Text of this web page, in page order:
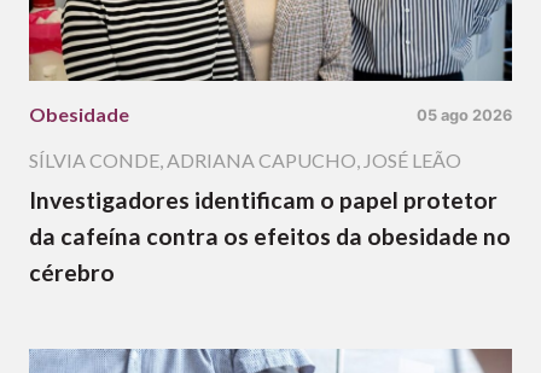
Obesidade 05 ago 2026
SÍLVIA CONDE,ADRIANA CAPUCHO, JOSÉ LEÃO
Investigadores identificam o papel protetor
da cafeína contra os efeitos da obesidade no
cérebro